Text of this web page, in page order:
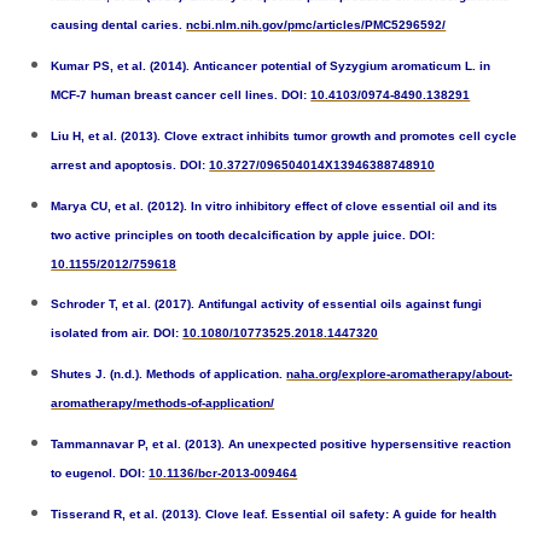
causing dental caries.ncbi.nlm.nih.gov/pmc/articles/PMC5296592/
Kumar PS, et al. (2014). Anticancer potential of Syzygium aromaticum L. in
MCF-7 human breast cancer cell lines. DOI:10.4103/0974-8490.138291
Liu H, et al. (2013). Clove extract inhibits tumor growth and promotes cell cycle
arrest and apoptosis. DOI:10.3727/096504014X13946388748910
Marya CU, et al. (2012). In vitro inhibitory effect of clove essential oil and its
two active principles on tooth decalcification by apple juice. DOI:
10.1155/2012/759618
Schroder T, et al. (2017). Antifungal activity of essential oils against fungi
isolated from air. DOI:10.1080/10773525.2018.1447320
Shutes J. (n.d.). Methods of application.naha.org/explore-aromatherapy/about-
aromatherapy/methods-of-application/
Tammannavar P, et al. (2013). An unexpected positive hypersensitive reaction
to eugenol. DOI:10.1136/bcr-2013-009464
Tisserand R, et al. (2013). Clove leaf. Essential oil safety: A guide for health